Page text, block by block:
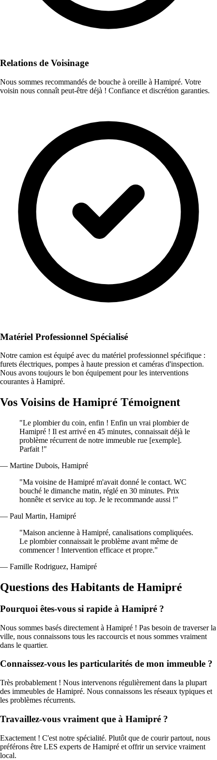
Relations de Voisinage
Nous sommes recommandés de bouche à oreille à Hamipré. Votre
voisin nous connaît peut-être déjà ! Confiance et discrétion garanties.
Matériel Professionnel Spécialisé
Notre camion est équipé avec du matériel professionnel spécifique :
furets électriques, pompes à haute pression et caméras d'inspection.
Nous avons toujours le bon équipement pour les interventions
courantes à Hamipré.
Vos Voisins de Hamipré Témoignent
"Le plombier du coin, enfin ! Enfin un vrai plombier de
Hamipré ! Il est arrivé en 45 minutes, connaissait déjà le
problème récurrent de notre immeuble rue [exemple].
Parfait !"
— Martine Dubois, Hamipré
"Ma voisine de Hamipré m'avait donné le contact. WC
bouché le dimanche matin, réglé en 30 minutes. Prix
honnête et service au top. Je le recommande aussi !"
— Paul Martin, Hamipré
"Maison ancienne à Hamipré, canalisations compliquées.
Le plombier connaissait le problème avant même de
commencer ! Intervention efficace et propre."
— Famille Rodriguez, Hamipré
Questions des Habitants de Hamipré
Pourquoi êtes-vous si rapide à Hamipré ?
Nous sommes basés directement à Hamipré ! Pas besoin de traverser la
ville, nous connaissons tous les raccourcis et nous sommes vraiment
dans le quartier.
Connaissez-vous les particularités de mon immeuble ?
Très probablement ! Nous intervenons régulièrement dans la plupart
des immeubles de Hamipré. Nous connaissons les réseaux typiques et
les problèmes récurrents.
Travaillez-vous vraiment que à Hamipré ?
Exactement ! C'est notre spécialité. Plutôt que de courir partout, nous
préférons être LES experts de Hamipré et offrir un service vraiment
local.